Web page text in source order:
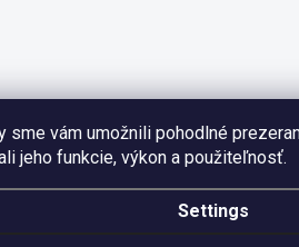
sme vám umožnili pohodlné
jeho funkcie, výkon a použiteľnosť.
Settings